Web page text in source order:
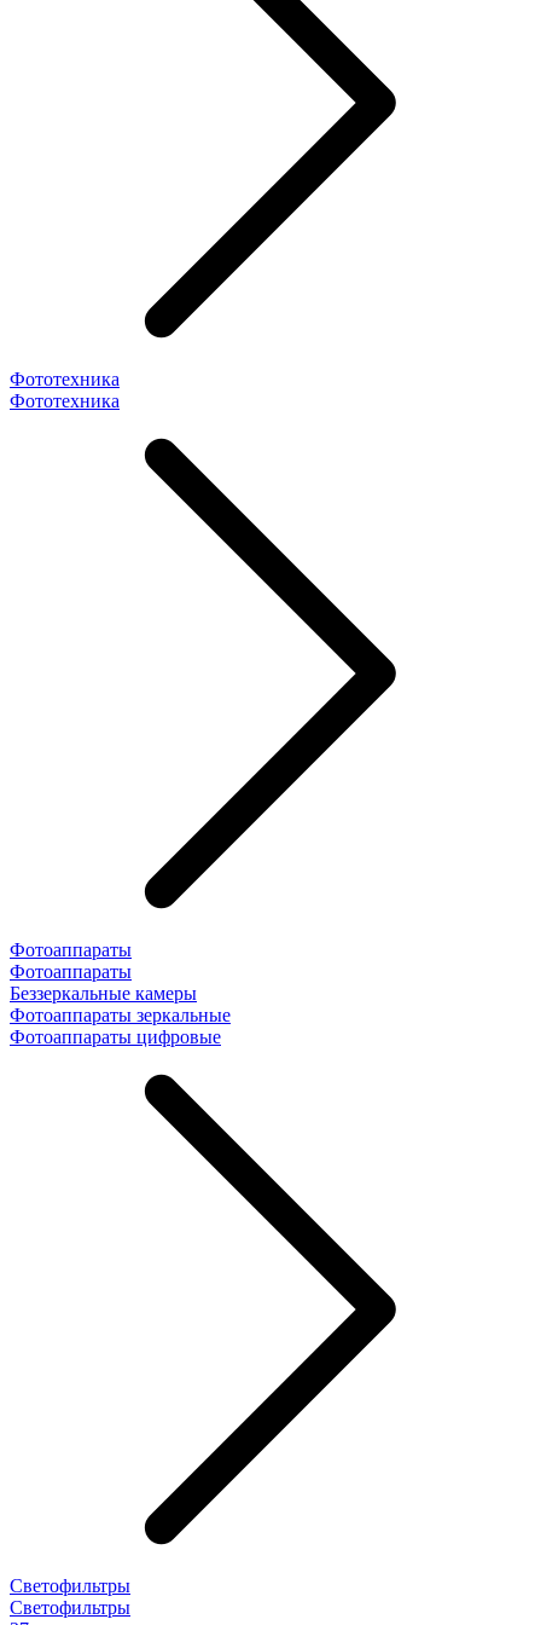
Фототехника
Фототехника
Фотоаппараты
Фотоаппараты
Беззеркальные камеры
Фотоаппараты зеркальные
Фотоаппараты цифровые
Светофильтры
Светофильтры